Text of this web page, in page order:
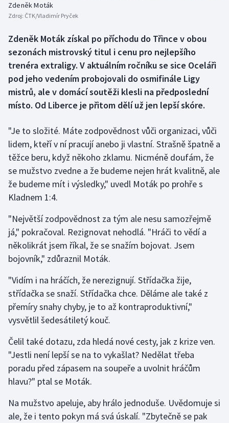
Boby a skeleton
Box
Curling
Dostihy
Florbal
Futsal
Golf
Gymnastika
Jezdectví
Judo
Krasobruslení
Lezení
Moderní pětiboj
Motorsport
Olympijské hry
AZ kvíz
Zdeněk Moták
Zdroj: ČTK/Vladimír Pryček
Zdeněk Moták získal po příchodu do Třince v obou
sezonách mistrovský titul i cenu pro nejlepšího
trenéra extraligy. V aktuálním ročníku se sice Oceláři
pod jeho vedením probojovali do osmifinále Ligy
mistrů, ale v domácí soutěži klesli na předposlední
místo. Od Liberce je přitom dělí už jen lepší skóre.
"Je to složité. Máte zodpovědnost vůči organizaci, vůči
lidem, kteří v ní pracují anebo ji vlastní. Strašně špatně a
těžce beru, když někoho zklamu. Nicméně doufám, že
se mužstvo zvedne a že budeme nejen hrát kvalitně, ale
že budeme mít i výsledky," uvedl Moták po prohře s
Kladnem 1:4.
"Největší zodpovědnost za tým ale nesu samozřejmě
já," pokračoval. Rezignovat nehodlá. "Hráči to vědí a
několikrát jsem říkal, že se snažím bojovat. Jsem
bojovník," zdůraznil Moták.
"Vidím i na hráčích, že nerezignují. Střídačka žije,
střídačka se snaží. Střídačka chce. Děláme ale také z
přemíry snahy chyby, je to až kontraproduktivní,"
vysvětlil šedesátiletý kouč.
Čelil také dotazu, zda hledá nové cesty, jak z krize ven.
"Jestli není lepší se na to vykašlat? Nedělat třeba
poradu před zápasem na soupeře a uvolnit hráčům
hlavu?" ptal se Moták.
Na mužstvo apeluje, aby hrálo jednoduše. Uvědomuje si
ale, že i tento pokyn má svá úskalí. "Zbytečně se pak